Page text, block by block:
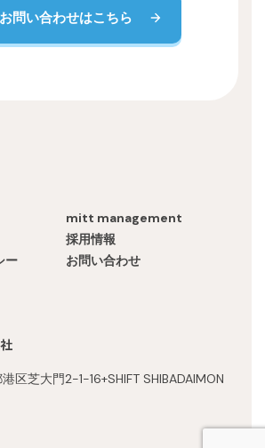
お問い合わせはこちら
mitt management
採用情報
ー
お問い合わせ
区芝大門2-1-16+SHIFT SHIBADAIMON